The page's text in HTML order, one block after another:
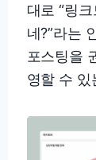
대로 “링
네?”라는
포스팅을
영할 수 있